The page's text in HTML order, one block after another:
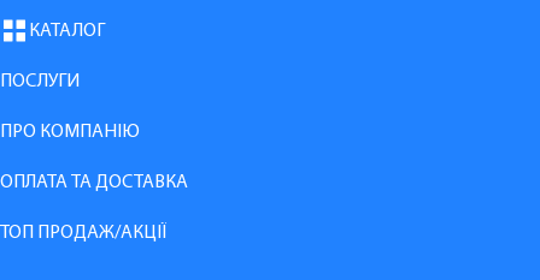
КАТАЛОГ
ПОСЛУГИ
ПРО КОМПАНІЮ
ОПЛАТА ТА ДОСТАВКА
ТОП ПРОДАЖ/АКЦІЇ